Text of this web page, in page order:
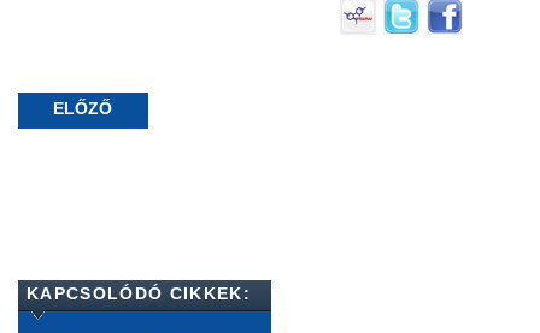
ELŐZŐ
KAPCSOLÓDÓ CIKKEK: